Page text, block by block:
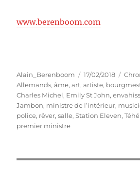
www.berenboom.com
Auteur
Alain_Berenboom
Publié
le
17/02/2018
Allemands,âme,art,artiste,
Charles Michel, Emily St John,
Jambon, ministre de l’intérieur,
police, rêver,salle,Station Eleven,
premier ministre